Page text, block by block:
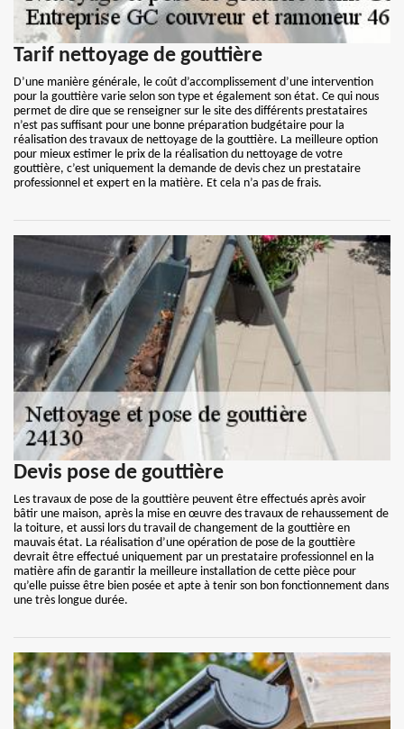
Tarif nettoyage de gouttière
D’une manière générale, le coût d’accomplissement d’une intervention
pour la gouttière varie selon son type et également son état. Ce qui nous
permet de dire que se renseigner sur le site des différents prestataires
n’est pas suffisant pour une bonne préparation budgétaire pour la
réalisation des travaux de nettoyage de la gouttière. La meilleure option
pour mieux estimer le prix de la réalisation du nettoyage de votre
gouttière, c’est uniquement la demande de devis chez un prestataire
professionnel et expert en la matière. Et cela n’a pas de frais.
Devis pose de gouttière
Les travaux de pose de la gouttière peuvent être effectués après avoir
bâtir une maison, après la mise en œuvre des travaux de rehaussement de
la toiture, et aussi lors du travail de changement de la gouttière en
mauvais état. La réalisation d’une opération de pose de la gouttière
devrait être effectué uniquement par un prestataire professionnel en la
matière afin de garantir la meilleure installation de cette pièce pour
qu’elle puisse être bien posée et apte à tenir son bon fonctionnement dans
une très longue durée.